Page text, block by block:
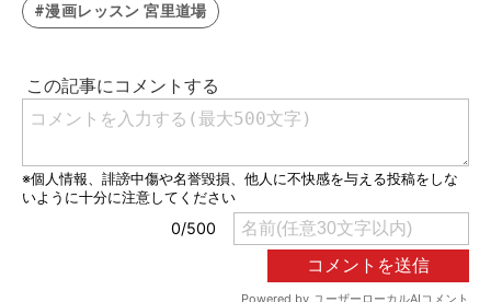
#漫画レッスン 宮里道場